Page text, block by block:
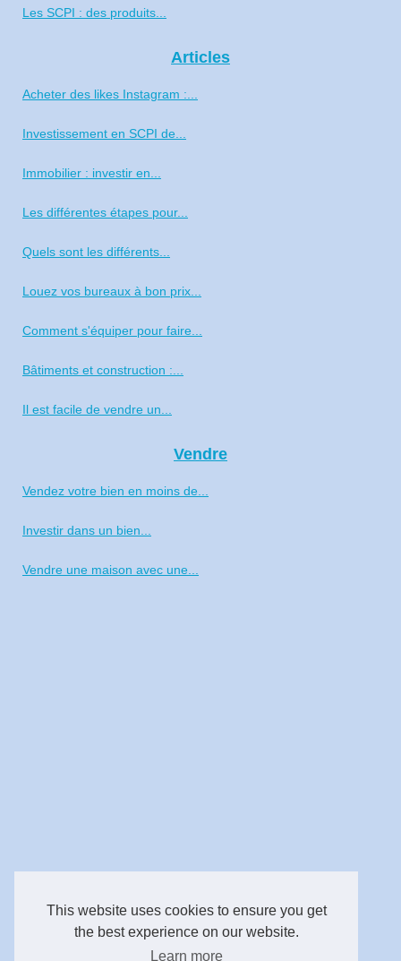
This website uses cookies to ensure you get
the best experience on our website.
Learn more
Les SCPI : des produits...
Articles
Acheter des likes Instagram :...
Investissement en SCPI de...
Immobilier : investir en...
Les différentes étapes pour...
Quels sont les différents...
Louez vos bureaux à bon prix...
Comment s'équiper pour faire...
Bâtiments et construction :...
Il est facile de vendre un...
Vendre
Vendez votre bien en moins de...
Investir dans un bien...
Vendre une maison avec une...